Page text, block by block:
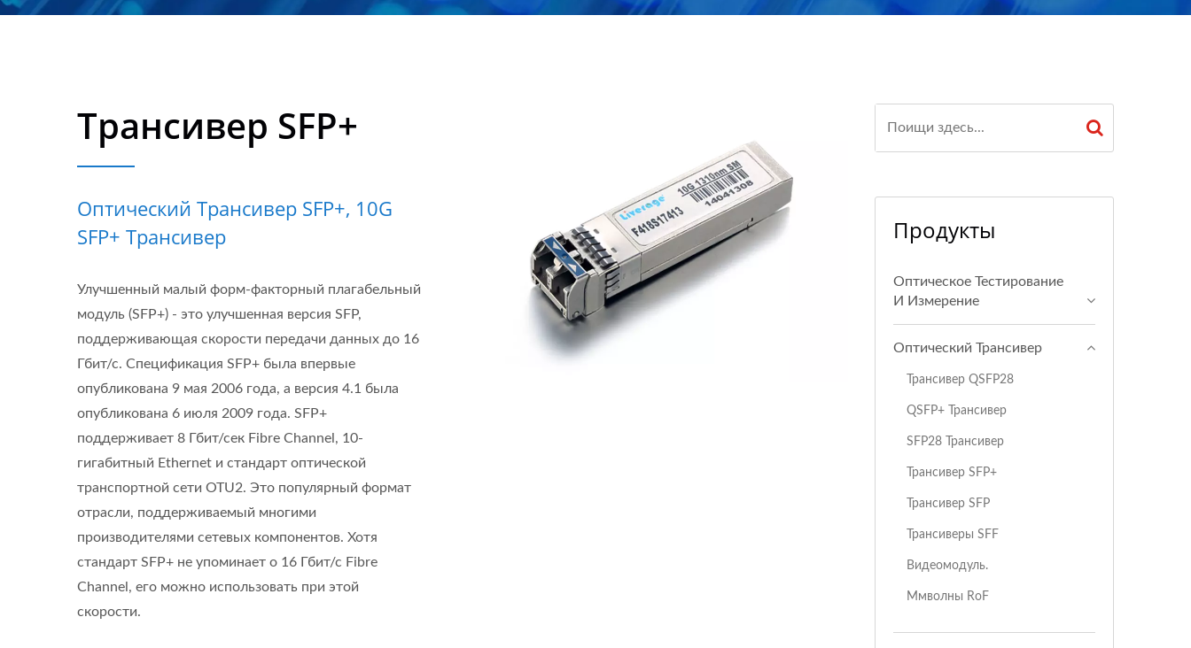
Трансивер SFP+
Оптический Трансивер SFP+, 10G
SFP+ Трансивер
Улучшенный малый форм-факторный плагабельный
модуль (SFP+) - это улучшенная версия SFP,
поддерживающая скорости передачи данных до 16
Гбит/с. Спецификация SFP+ была впервые
опубликована 9 мая 2006 года, а версия 4.1 была
опубликована 6 июля 2009 года. SFP+
поддерживает 8 Гбит/сек Fibre Channel, 10-
гигабитный Ethernet и стандарт оптической
транспортной сети OTU2. Это популярный формат
отрасли, поддерживаемый многими
производителями сетевых компонентов. Хотя
стандарт SFP+ не упоминает о 16 Гбит/с Fibre
Channel, его можно использовать при этой
скорости.
Продукты
Оптическое Тестирование
И Измерение
Оптический Трансивер
Трансивер QSFP28
QSFP+ Трансивер
SFP28 Трансивер
Трансивер SFP+
Трансивер SFP
Трансиверы SFF
Видеомодуль.
Ммволны RoF